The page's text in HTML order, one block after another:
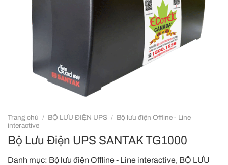
Trang chủ / BỘ LƯU ĐIỆN UPS / Bộ lưu điện Offline - Line
interactive
Bộ Lưu Điện UPS SANTAK TG1000
Danh mục: Bộ lưu điện Offline - Line interactive, BỘ LƯU